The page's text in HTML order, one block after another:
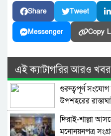
Share Tweet
Messenger Copy
এই ক্যাটাগরির আরও খবর
গুরুত্বপূর্ণ
উপশহরের
দিরাই-শাল্লা
মনোনয়নপত্র